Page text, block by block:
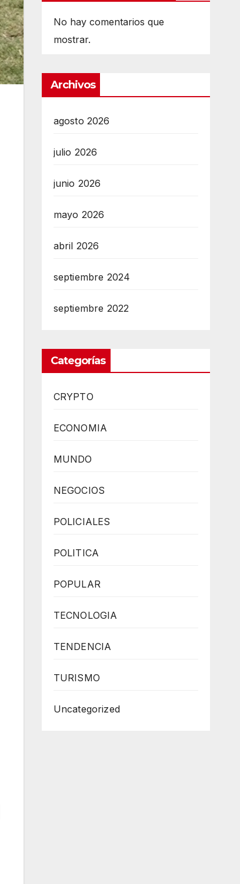
No hay comentarios que
mostrar.
Archivos
agosto 2026
julio 2026
junio 2026
mayo 2026
abril 2026
septiembre 2024
septiembre 2022
Categorías
CRYPTO
ECONOMIA
MUNDO
NEGOCIOS
POLICIALES
POLITICA
POPULAR
TECNOLOGIA
TENDENCIA
TURISMO
Uncategorized